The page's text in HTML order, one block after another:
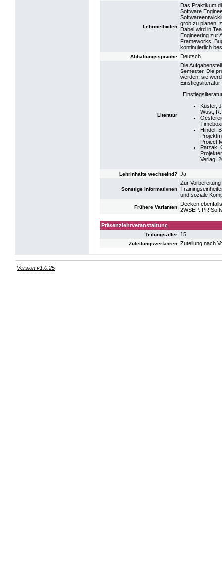
Lehrmethoden
Das Praktikum
Software
grob zu planen,
Dabei wird in
Engineering zur
Frameworks,
kontinuierlich
Abhaltungssprache Deutsch
Literatur
Die
Semester. Die
werden, sie
Kuster,
Wüst,
Hindel,
Project
Patzak,
Verlag,
Lehrinhalte wechselnd? Ja
Sonstige Informationen
Zur
und soziale
Frühere Varianten
Decken
2WSEP: PR
Präsenzlehrveranstaltung
Teilungsziffer 15
Zuteilungsverfahren Zuteilung nach
Version v1.0.25